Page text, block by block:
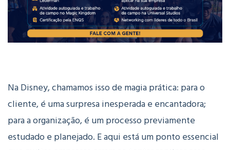
Na Disney, chamamos isso de magia prática: para o
cliente, é uma surpresa inesperada e encantadora;
para a organização, é um processo previamente
estudado e planejado. E aqui está um ponto essencial